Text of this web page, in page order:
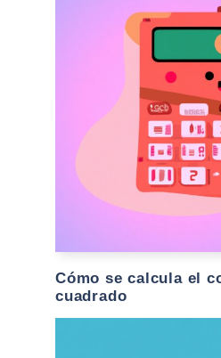
Cómo se calcula el
cuadrado